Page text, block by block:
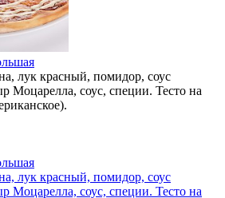
лук красный, помидор, соус
Моцарелла, соус, специи. Тесто на
лук красный, помидор, соус
Моцарелла, соус, специи. Тесто на